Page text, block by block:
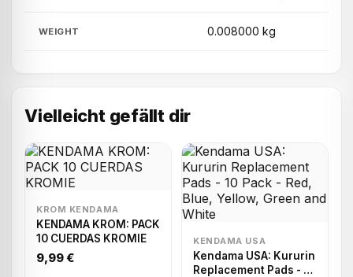
WEIGHT 0.008000 kg
Vielleicht gefällt dir
KROM KENDAMA
KENDAMA KROM: PACK
10 CUERDAS KROMIE
9,99 €
KENDAMA USA
Kendama USA: Kururin
Replacement Pads - 10